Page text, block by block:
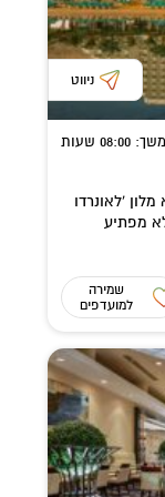
ניווט
משך: 08:00 שעות
'לאונרדו
מפתיע
שמירה
למועדפים